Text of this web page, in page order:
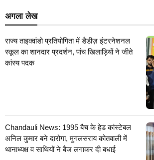
अगला लेख
राज्य ताइक्वांडो प्रतियोगिता में डैडीज़ इंटरनेशनल
स्कूल का शानदार प्रदर्शन, पांच खिलाड़ियों ने जीते
कांस्य पदक
Chandauli News: 1995 बैच के हेड कांस्टेबल
अनिल कुमार बने दारोगा, मुगलसराय कोतवाली में
थानाध्यक्ष व साथियों ने बैज लगाकर दी बधाई